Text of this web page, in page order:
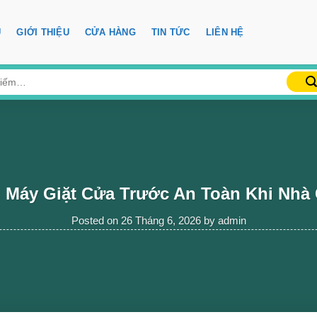
GIỚI THIỆU CỬA HÀNG TIN TỨC LIÊN HỆ
Máy Giặt Cửa Trước An Toàn Khi Nhà
Posted on 26 Tháng 6, 2026by admin